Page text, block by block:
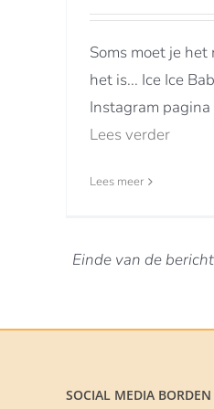
Soms moet je
het is... Ice Ice
Instagram
Lees verder
Lees meer